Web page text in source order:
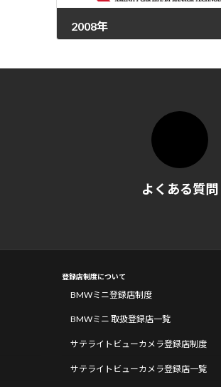
2008年
よくある質問
登録店制度について
BMWミニ登録店制度
BMWミニ 取扱登録店一覧
サテライトビューカメラ登録店制度
サテライトビューカメラ登録店一覧